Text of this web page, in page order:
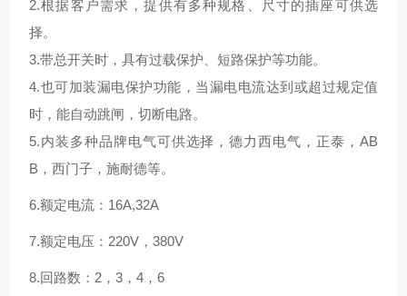
2.根据客户需求，提供有多种规格、尺寸的插座可供选
择。
3.带总开关时，具有过载保护、短路保护等功能。
4.也可加装漏电保护功能，当漏电电流达到或超过规定值
时，能自动跳闸，切断电路。
5.内装多种品牌电气可供选择，德力西电气，正泰，AB
B，西门子，施耐德等。
6.额定电流：16A,32A
7.额定电压：220V，380V
8.回路数：2，3，4，6